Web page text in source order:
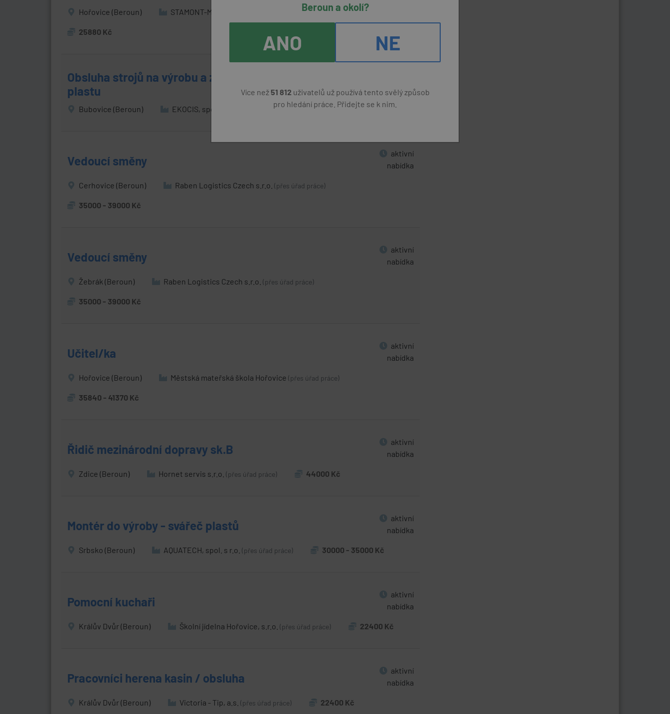
Hořovice (Beroun) STAMONT-METAL International,spol. s r.o. (přes úřad práce)
25880 Kč
Obsluha strojů na výrobu a zpracování výrobků z
plastu
nabídka
Bubovice (Beroun) EKOCIS, spol. s r.o. (přes úřad práce) 30000 Kč
Vedoucí směny
aktivní
nabídka
Cerhovice (Beroun) Raben Logistics Czech s.r.o. (přes úřad práce)
35000 - 39000 Kč
Vedoucí směny
aktivní
nabídka
Žebrák (Beroun) Raben Logistics Czech s.r.o. (přes úřad práce)
35000 - 39000 Kč
Učitel/ka
aktivní
nabídka
Hořovice (Beroun) Městská mateřská škola Hořovice (přes úřad práce)
35840 - 41370 Kč
Řidič mezinárodní dopravy sk.B
aktivní
nabídka
Zdice (Beroun) Hornet servis s.r.o. (přes úřad práce) 44000 Kč
Montér do výroby - svářeč plastů
aktivní
nabídka
Srbsko (Beroun) AQUATECH, spol. s r.o. (přes úřad práce) 30000 - 35000 Kč
Pomocní kuchaři
aktivní
nabídka
Králův Dvůr (Beroun) Školní jídelna Hořovice, s.r.o. (přes úřad práce) 22400 Kč
Pracovníci herena kasin / obsluha
aktivní
nabídka
Králův Dvůr (Beroun) Victoria - Tip, a.s. (přes úřad práce) 22400 Kč
Beroun a okolí?
ANO NE
Více než 51 812 uživatelů už používá tento svělý způsob
pro hledání práce. Přidejte se k nim.